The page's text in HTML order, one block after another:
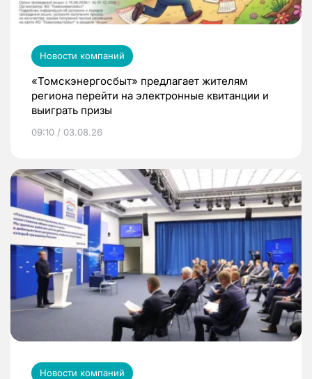
Новости компаний
«Томскэнергосбыт» предлагает жителям
региона перейти на электронные квитанции и
выиграть призы
09:10 / 03.08.26
Новости компаний